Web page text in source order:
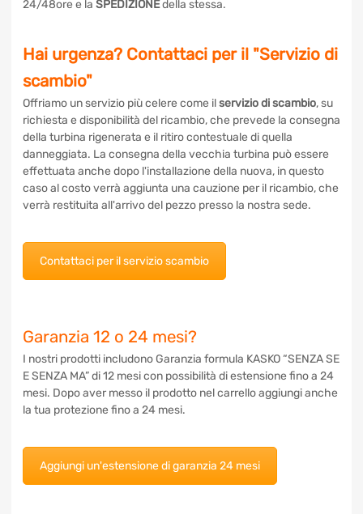
in 24/48ore e laSPEDIZIONEdella stessa.
Hai urgenza? Contattaci per il "Servizio
di scambio"
Offriamo un servizio più celere come ilservizio di scambio,
su richiesta e disponibilità del ricambio, che prevede la
consegna della turbina rigenerata e il ritiro contestuale di
quella danneggiata. La consegna della vecchia turbina può
essere effettuata anche dopo l'installazione della nuova, in
questo caso al costo verrà aggiunta una cauzione per il
ricambio, che verrà restituita all'arrivo del pezzo presso la
Contattaci per il servizio scambio
Garanzia 12 o 24 mesi?
I nostri prodotti includono Garanzia formula KASKO “SENZA
SE E SENZA MA” di 12 mesi con possibilità di estensione fino
a 24 mesi. Dopo aver messo il prodotto nel carrello aggiungi
Aggiungi un'estensione di garanzia 24 mesi